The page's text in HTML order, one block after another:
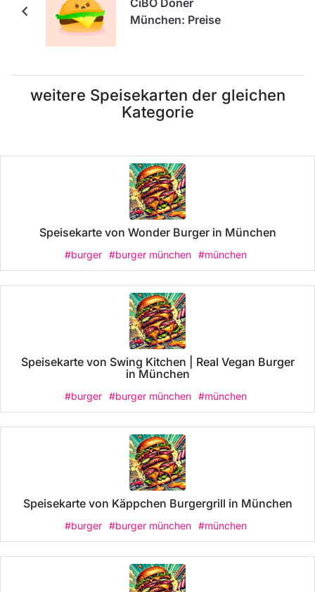
München: Preise
weitere Speisekarten der gleichen
Kategorie
Speisekarte von Wonder Burger in München
#burger #burger münchen #münchen
Speisekarte von Swing Kitchen | Real Vegan Burger
in München
#burger #burger münchen #münchen
Speisekarte von Käppchen Burgergrill in München
#burger #burger münchen #münchen